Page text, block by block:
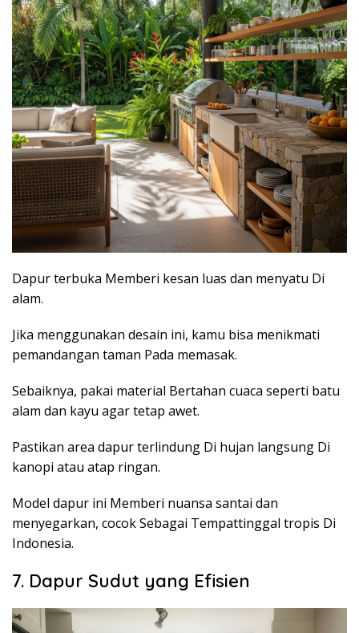
Dapur terbuka Memberi kesan luas dan menyatu Di
alam.
Jika menggunakan desain ini, kamu bisa menikmati
pemandangan taman Pada memasak.
Sebaiknya, pakai material Bertahan cuaca seperti batu
alam dan kayu agar tetap awet.
Pastikan area dapur terlindung Di hujan langsung Di
kanopi atau atap ringan.
Model dapur ini Memberi nuansa santai dan
menyegarkan, cocok Sebagai Tempattinggal tropis Di
Indonesia.
7. Dapur Sudut yang Efisien